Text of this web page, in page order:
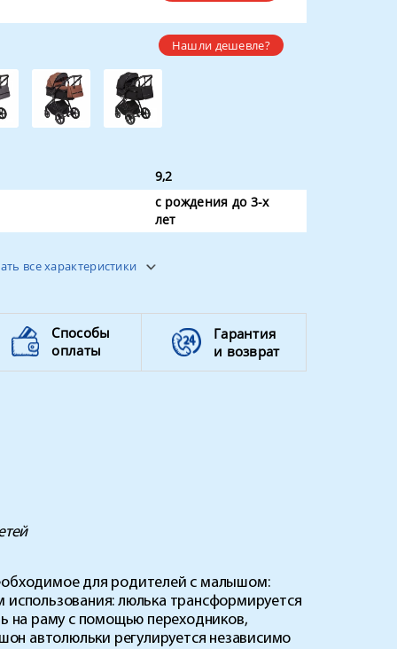
Нашли дешевле?
9,2
с рождения до 3-х
лет
5-точечные
задние - 62
3 в 1
все характеристики
Способы
оплаты
Гарантия
и возврат
для родителей с малышом:
люлька трансформируется
на раму с помощью переходников,
автолюльки регулируется независимо